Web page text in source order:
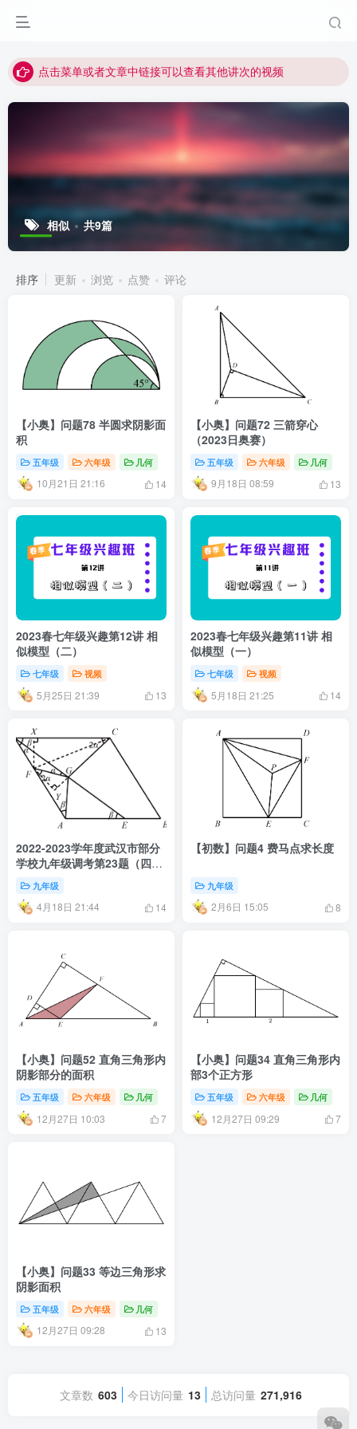
点击菜单或者文章中链接可以查看其他讲次的视频
最近网站被攻击导致速度非常慢，目前已恢复正常
视频无法观看的微信发消息给邱老师重置即可
相似 共9篇
排序 更新 浏览 点赞 评论
【小奥】问题78 半圆求阴影面
积
五年级 六年级 几何
10月21日 21:16 14
【小奥】问题72 三箭穿心
（2023日奥赛）
五年级 六年级 几何
9月18日 08:59 13
2023春七年级兴趣第12讲 相
似模型（二）
七年级 视频
5月25日 21:39 13
2023春七年级兴趣第11讲 相
似模型（一）
七年级 视频
5月18日 21:25 14
2022-2023学年度武汉市部分
学校九年级调考第23题（四
调）九年级
4月18日 21:44 14
【初数】问题4 费马点求长度
九年级
2月6日 15:05 8
【小奥】问题52 直角三角形内
阴影部分的面积
五年级 六年级 几何
12月27日 10:03 7
【小奥】问题34 直角三角形内
部3个正方形
五年级 六年级 几何
12月27日 09:29 7
【小奥】问题33 等边三角形求
阴影面积
五年级 六年级 几何
12月27日 09:28 13
文章数 603 今日访问量 13 总访问量 271,916